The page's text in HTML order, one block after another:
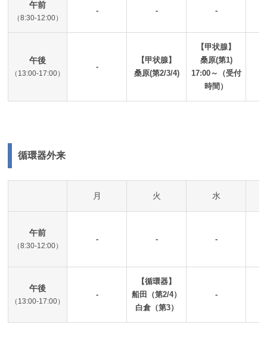
午前
（8:30-12:00）
- - -
午後
（13:00-17:00）
-
【甲状腺】
桑原(第2/3/4)
【甲状腺】
桑原(第1)
17:00～（受付
時間）
循環器外来
月 火 水
午前
（8:30-12:00）
- - -
午後
（13:00-17:00）
-
【循環器】
船田（第2/4）
白倉（第3）
-